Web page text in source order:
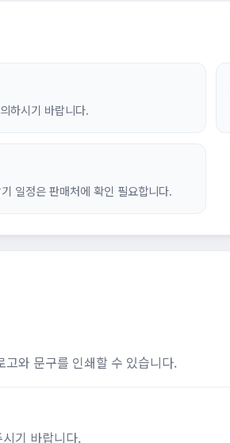
하시기 바랍니다.
일정은 판매처에 확인 필요합니다.
와 문구를 인쇄할 수 있습니다.
기 바랍니다.